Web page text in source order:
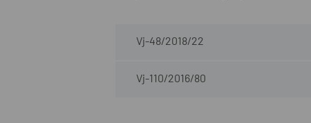
Vj-48/2018/22
Vj-110/2016/80